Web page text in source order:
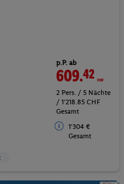
p.P. ab
609.42 CHF
2 Pers. / 5 Nächte
/ 1'218.85 CHF
Gesamt
1'304 €
Gesamt